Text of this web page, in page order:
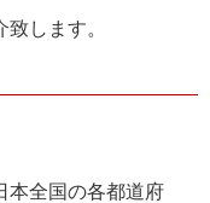
します。
本全国の各都道府